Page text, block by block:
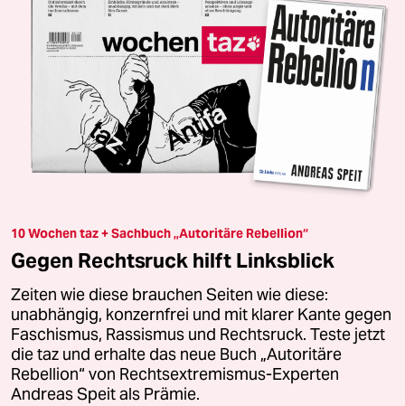
10 Wochen taz + Sachbuch „Autoritäre Rebellion“
Gegen Rechtsruck hilft Linksblick
Zeiten wie diese brauchen Seiten wie diese:
unabhängig, konzernfrei und mit klarer Kante gegen
Faschismus, Rassismus und Rechtsruck. Teste jetzt
die taz und erhalte das neue Buch „Autoritäre
Rebellion“ von Rechtsextremismus-Experten
Andreas Speit als Prämie.